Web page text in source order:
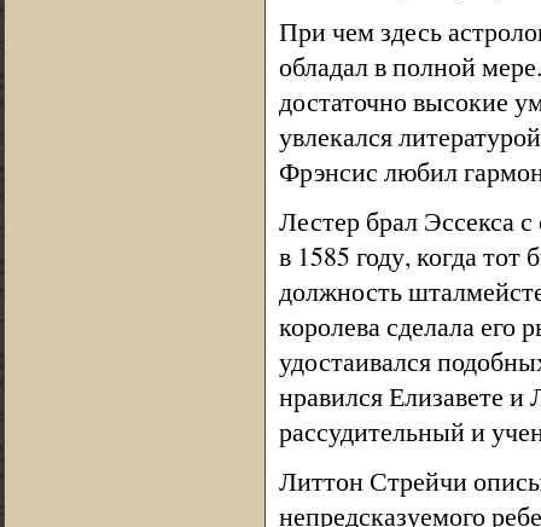
При чем здесь
обладал в полной
достаточно высокие
увлекался
Фрэнсис любил
Лестер брал Эссекса
в 1585 году, когда
должность
королева сделала
удостаивался
нравился Елизавете
рассудительный и
Литтон Стрейчи
непредсказуемого